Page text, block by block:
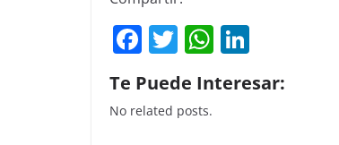
F
a
c
e
T
w
itt
er
W
h
at k
Te Puede Interesar:
No related posts.